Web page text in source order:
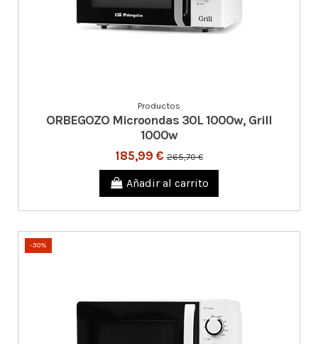
Productos
ORBEGOZO Microondas 30L 1000w, Grill
1000w
185,99 €265,70 €
Añadir al carrito
-30%